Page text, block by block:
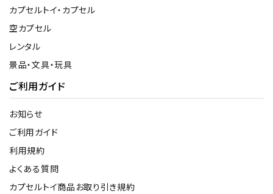
カプセルトイ・カプセル
空カプセル
レンタル
景品・文具・玩具
ご利用ガイド
お知らせ
ご利用ガイド
利用規約
よくある質問
カプセルトイ商品お取り引き規約